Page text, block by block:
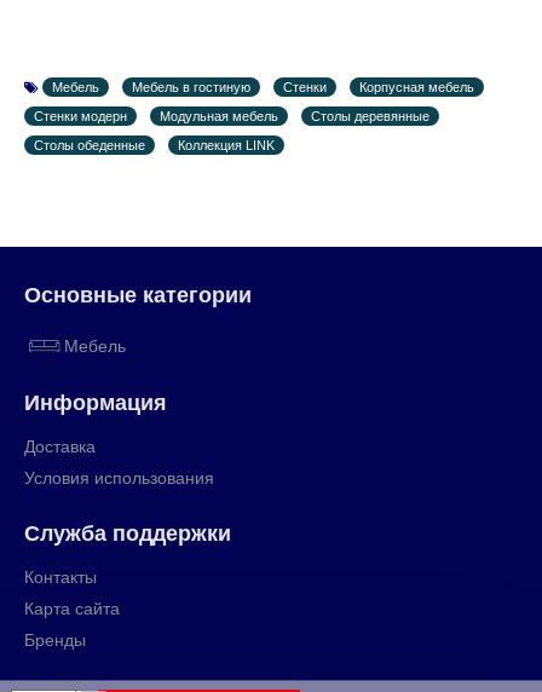
Мебель Мебель в гостиную Стенки
Корпусная мебель
Стенки модерн
Модульная мебель
Столы деревянные
Столы обеденные
Коллекция LINK
Основные категории
Мебель
Информация
Доставка
Условия использования
Служба поддержки
Контакты
Карта сайта
Бренды